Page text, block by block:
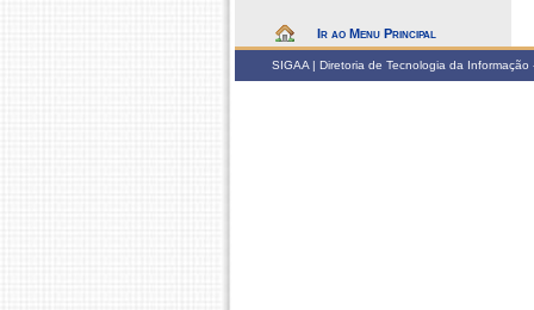
Ir ao Menu Principal
SIGAA | Diretoria de Tecnologia da